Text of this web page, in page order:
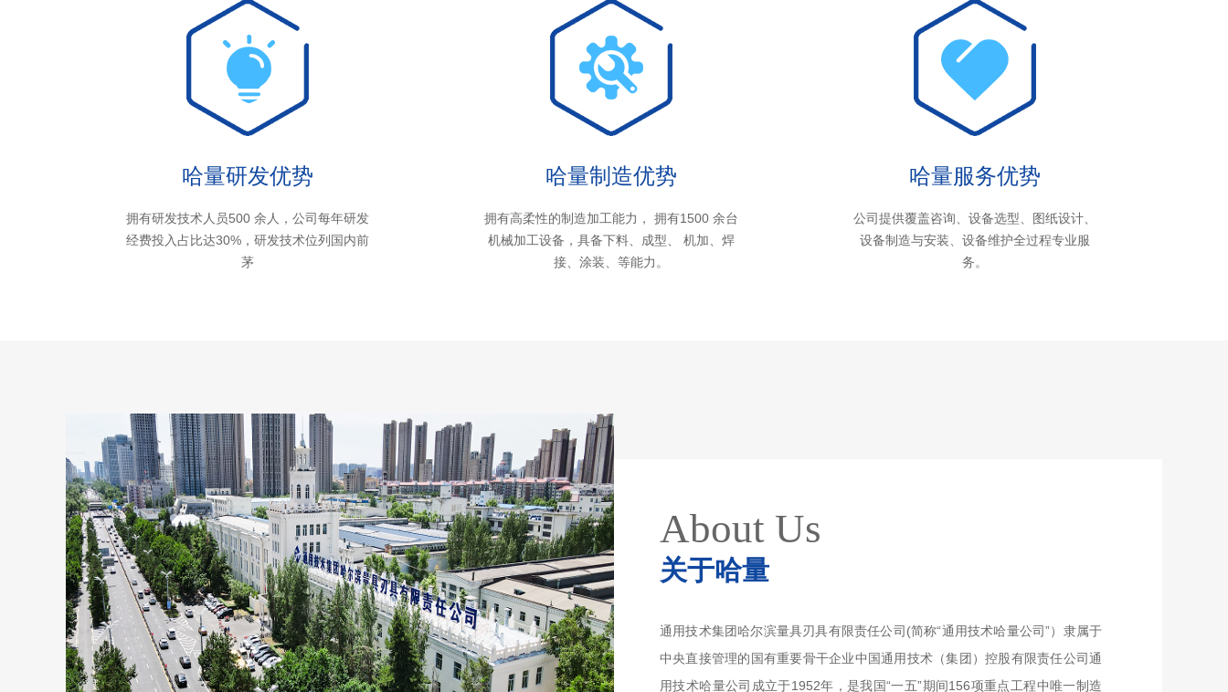
哈量研发优势
拥有研发技术人员500 余人，公司每年研发
经费投入占比达30%，研发技术位列国内前
茅
哈量制造优势
拥有高柔性的制造加工能力， 拥有1500 余台
机械加工设备，具备下料、成型、 机加、焊
接、涂装、等能力。
哈量服务优势
公司提供覆盖咨询、设备选型、图纸设计、
设备制造与安装、设备维护全过程专业服
务。
About Us
关于哈量
通用技术集团哈尔滨量具刃具有限责任公司(简称“通用技术哈量公司”）隶属于
中央直接管理的国有重要骨干企业中国通用技术（集团）控股有限责任公司通
用技术哈量公司成立于1952年，是我国“一五”期间156项重点工程中唯一制造